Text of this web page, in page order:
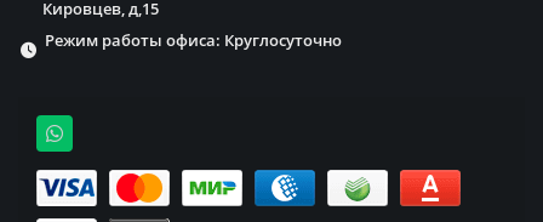
Кировцев, д,15
Режим работы офиса: Круглосуточно